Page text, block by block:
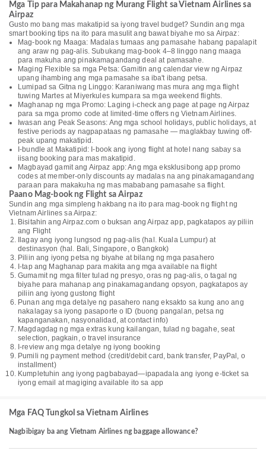
Mga Tip para Makahanap ng Murang Flight sa Vietnam Airlines sa
Airpaz
Gusto mo bang mas makatipid sa iyong travel budget? Sundin ang mga
smart booking tips na ito para masulit ang bawat biyahe mo sa Airpaz:
Mag-book ng Maaga: Madalas tumaas ang pamasahe habang papalapit
ang araw ng pag-alis. Subukang mag-book 4–8 linggo nang maaga
para makuha ang pinakamagandang deal at pamasahe.
Maging Flexible sa mga Petsa: Gamitin ang calendar view ng Airpaz
upang ihambing ang mga pamasahe sa iba't ibang petsa.
Lumipad sa Gitna ng Linggo: Karaniwang mas mura ang mga flight
tuwing Martes at Miyerkules kumpara sa mga weekend flights.
Maghanap ng mga Promo: Laging i-check ang page at page ng Airpaz
para sa mga promo code at limited-time offers ng Vietnam Airlines.
Iwasan ang Peak Seasons: Ang mga school holidays, public holidays, at
festive periods ay nagpapataas ng pamasahe — maglakbay tuwing off-
peak upang makatipid.
I-bundle at Makatipid: I-book ang iyong flight at hotel nang sabay sa
iisang booking para mas makatipid.
Magbayad gamit ang Airpaz app: Ang mga eksklusibong app promo
codes at member-only discounts ay madalas na ang pinakamagandang
paraan para makakuha ng mas mababang pamasahe sa flight.
Paano Mag-book ng Flight sa Airpaz
Sundin ang mga simpleng hakbang na ito para mag-book ng flight ng
Vietnam Airlines sa Airpaz:
Bisitahin ang Airpaz.com o buksan ang Airpaz app, pagkatapos ay piliin
ang Flight
Ilagay ang iyong lungsod ng pag-alis (hal. Kuala Lumpur) at
destinasyon (hal. Bali, Singapore, o Bangkok)
Piliin ang iyong petsa ng biyahe at bilang ng mga pasahero
I-tap ang Maghanap para makita ang mga available na flight
Gumamit ng mga filter tulad ng presyo, oras ng pag-alis, o tagal ng
biyahe para mahanap ang pinakamagandang opsyon, pagkatapos ay
piliin ang iyong gustong flight
Punan ang mga detalye ng pasahero nang eksakto sa kung ano ang
nakalagay sa iyong pasaporte o ID (buong pangalan, petsa ng
kapanganakan, nasyonalidad, at contact info)
Magdagdag ng mga extras kung kailangan, tulad ng bagahe, seat
selection, pagkain, o travel insurance
I-review ang mga detalye ng iyong booking
Pumili ng payment method (credit/debit card, bank transfer, PayPal, o
installment)
Kumpletuhin ang iyong pagbabayad—ipapadala ang iyong e-ticket sa
iyong email at magiging available ito sa app
Mga FAQ Tungkol sa Vietnam Airlines
Nagbibigay ba ang Vietnam Airlines ng baggage allowance?